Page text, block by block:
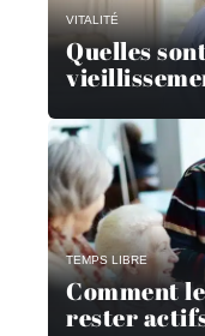
VITALITÉ
Quelles
TEMPS LIBRE
Comment
rester